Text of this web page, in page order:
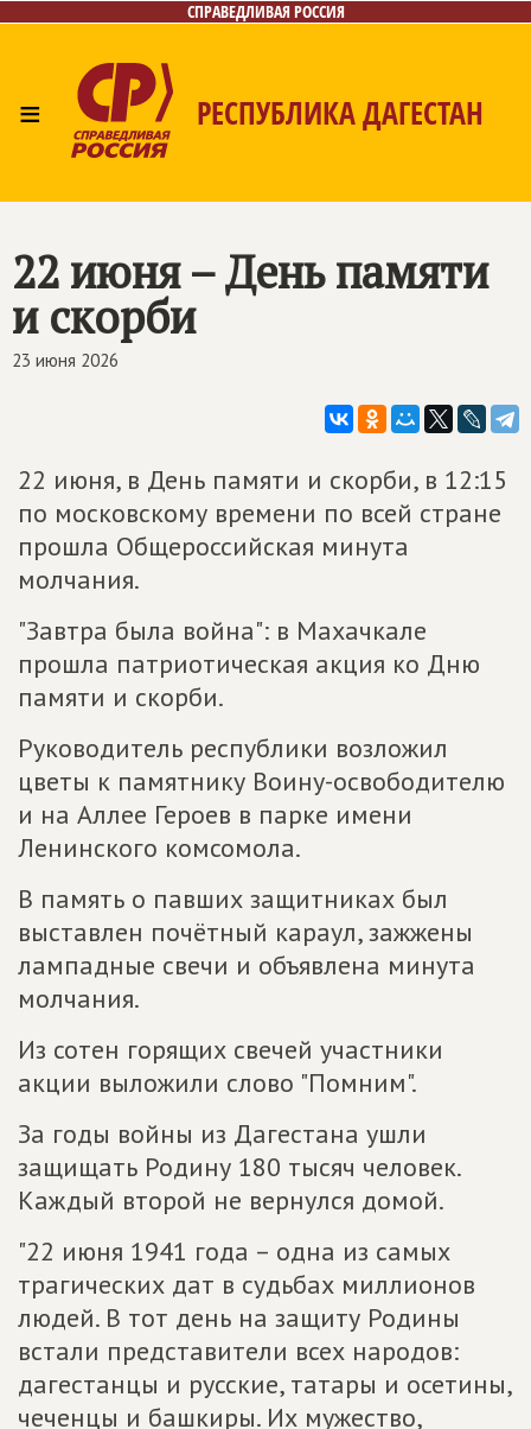
СПРАВЕДЛИВАЯ РОССИЯ
≡ РЕСПУБЛИКА ДАГЕСТАН
Контакты
22 июня – День памяти
и скорби
23 июня 2026
22 июня, в День памяти и скорби, в 12:15
по московскому времени по всей стране
прошла Общероссийская минута
молчания.
"Завтра была война": в Махачкале
прошла патриотическая акция ко Дню
памяти и скорби.
Руководитель республики возложил
цветы к памятнику Воину-освободителю
и на Аллее Героев в парке имени
Ленинского комсомола.
В память о павших защитниках был
выставлен почётный караул, зажжены
лампадные свечи и объявлена минута
молчания.
Из сотен горящих свечей участники
акции выложили слово "Помним".
За годы войны из Дагестана ушли
защищать Родину 180 тысяч человек.
Каждый второй не вернулся домой.
"22 июня 1941 года – одна из самых
трагических дат в судьбах миллионов
людей. В тот день на защиту Родины
встали представители всех народов:
дагестанцы и русские, татары и осетины,
чеченцы и башкиры. Их мужество,